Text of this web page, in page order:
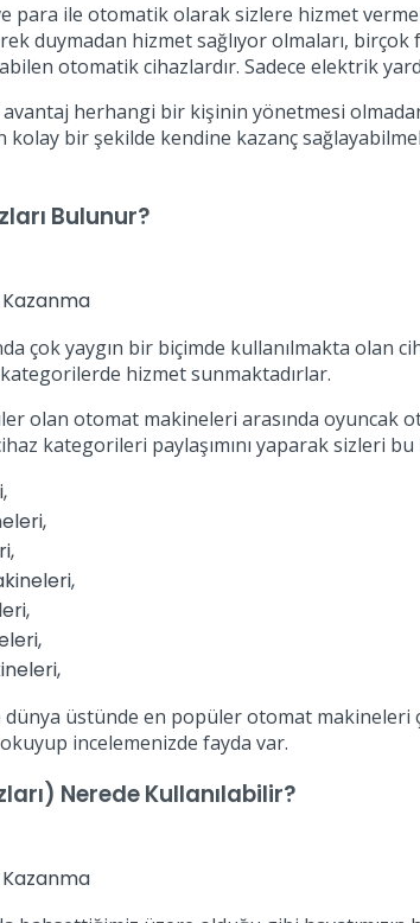
para ile otomatik olarak sizlere hizmet
duymadan hizmet sağlıyor olmaları,
otomatik cihazlardır. Sadece elektrik
herhangi bir kişinin yönetmesi
kolay bir şekilde kendine kazanç
Bulunur?
çok yaygın bir biçimde kullanılmakta
hizmet sunmaktadırlar.
olan otomat makineleri arasında oyuncak
kategorileri paylaşımını yaparak sizleri
dünya üstünde en popüler otomat
incelemenizde fayda var.
Nerede Kullanılabilir?